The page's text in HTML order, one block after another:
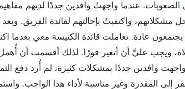
عندما واجهتُ وافدين جددًا لديهم
مشكلاتهم، واكتفيتُ بإحالتهم لقائدة الفريق.
يجتمعون عادة. تعاملت قائدة الكنيسة معي بعدما
ويجب عليَّ أن أتغير فورًا. لذلك أقسمت أن
واجهت وافدين جددًا بمشكلات كثيرة، لم أُرد دفع
إلى المقدرة وغير مناسبة لأداء هذا الواجب.